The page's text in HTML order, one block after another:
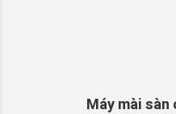
Máy mài sàn